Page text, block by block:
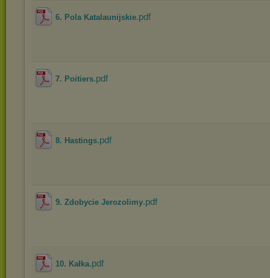
6. Pola Katalaunijskie.pdf
7. Poitiers.pdf
8. Hastings.pdf
9. Zdobycie Jerozolimy.pdf
10. Kałka.pdf